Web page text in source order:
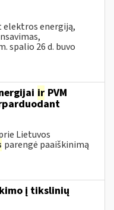
elektros energiją,
spalio 26 d. buvo
ir PVM
Lietuvos
parengė paaiškinimą
į tikslinių